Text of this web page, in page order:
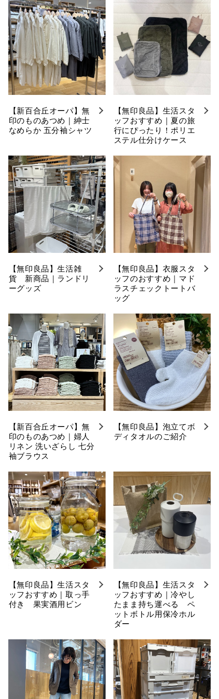
【新百合丘オーパ】無
印のものあつめ｜紳士
なめらか 五分袖シャツ
【無印良品】生活スタ
ッフおすすめ｜夏の旅
行にぴったり！ポリエ
ステル仕分けケース
【無印良品】生活雑
貨 新商品｜ランドリ
ーグッズ
【無印良品】衣服スタ
ッフのおすすめ｜マド
ラスチェックトートバ
ッグ
【新百合丘オーパ】無
印のものあつめ｜婦人
リネン 洗いざらし 七分
袖ブラウス
【無印良品】泡立てボ
ディタオルのご紹介
【無印良品】生活スタ
ッフおすすめ｜取っ手
付き 果実酒用ビン
【無印良品】生活スタ
ッフおすすめ｜冷やし
たまま持ち運べる ペ
ットボトル用保冷ホル
ダー